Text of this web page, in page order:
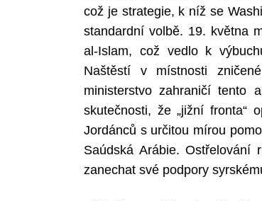
což je strategie, k níž se
standardní volbě. 19. května
al-Islam, což vedlo k
Naštěstí v místnosti
ministerstvo zahraničí tento
skutečnosti, že „jižní fronta“
Jordánců s určitou mírou
Saúdská Arábie.
zanechat své podpory